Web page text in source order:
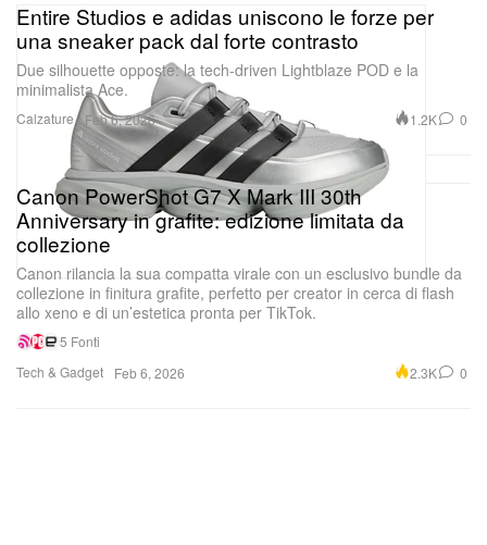
Calzature
Entire Studios e adidas uniscono le forze per
una sneaker pack dal forte contrasto
Due silhouette opposte: la tech-driven Lightblaze POD e la
minimalista Ace.
Feb 6, 2026 1.2K 0
Tech & Gadget
Canon PowerShot G7 X Mark III 30th
Anniversary in grafite: edizione limitata da
collezione
Canon rilancia la sua compatta virale con un esclusivo bundle da
collezione in finitura grafite, perfetto per creator in cerca di flash
allo xeno e di un’estetica pronta per TikTok.
5 Fonti
Feb 6, 2026
2.3K 0